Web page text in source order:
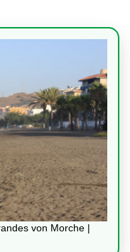
von Morche |